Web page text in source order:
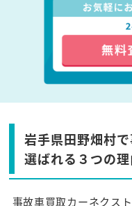
岩手県田野畑村
選ばれる３つの理
事故車買取カーネクス